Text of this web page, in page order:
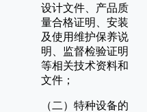
设计文件、产品质
量合格证明、安装
及使用维护保养说
明、监督检验证明
等相关技术资料和
文件；
（二）特种设备的